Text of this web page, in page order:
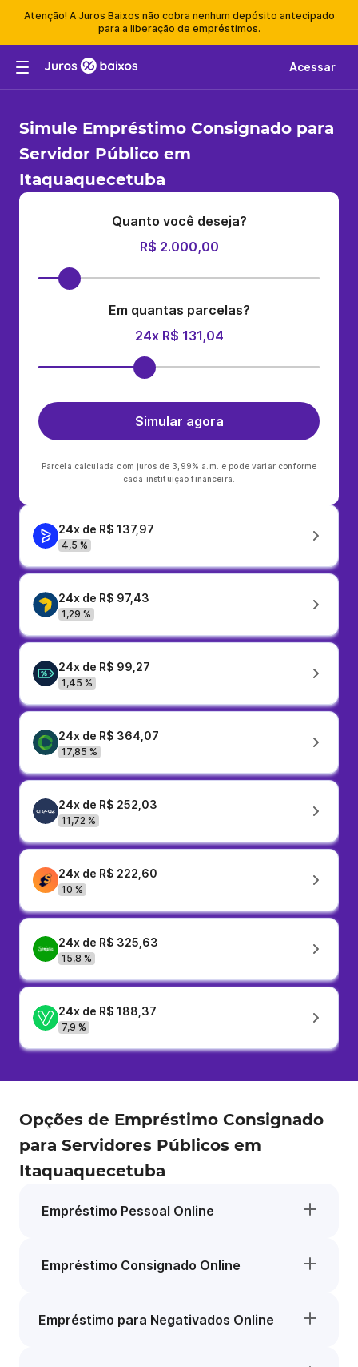
Atenção! A Juros Baixos não cobra nenhum depósito antecipado
para a liberação de empréstimos.
Acessar
Simule Empréstimo Consignado para
Servidor Público em
Itaquaquecetuba
Quanto você deseja?
R$ 2.000,00
Em quantas parcelas?
24x R$ 131,04
Simular agora
Parcela calculada com juros de 3,99% a.m. e pode variar conforme
cada instituição financeira.
24x de R$ 137,97
4,5 %
24x de R$ 97,43
1,29 %
24x de R$ 99,27
1,45 %
24x de R$ 364,07
17,85 %
24x de R$ 252,03
11,72 %
24x de R$ 222,60
10 %
24x de R$ 325,63
15,8 %
24x de R$ 188,37
7,9 %
Opções de Empréstimo Consignado
para Servidores Públicos em
Itaquaquecetuba
Empréstimo Pessoal Online
Empréstimo Consignado Online
Empréstimo para Negativados Online